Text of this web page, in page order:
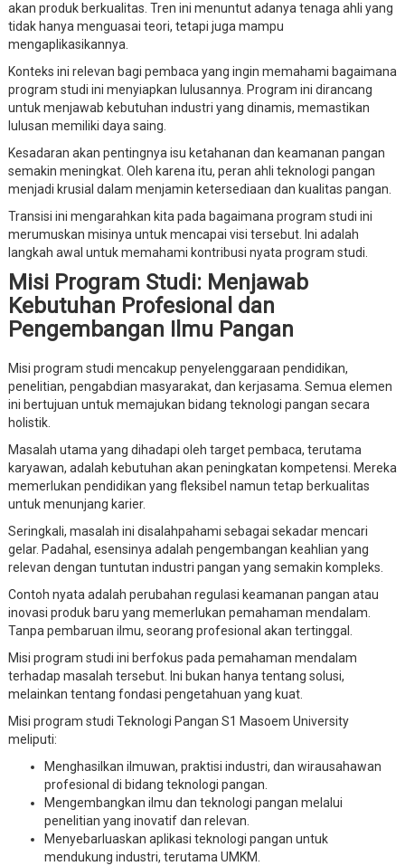
akan produk berkualitas. Tren ini menuntut adanya tenaga ahli yang
tidak hanya menguasai teori, tetapi juga mampu
mengaplikasikannya.
Konteks ini relevan bagi pembaca yang ingin memahami bagaimana
program studi ini menyiapkan lulusannya. Program ini dirancang
untuk menjawab kebutuhan industri yang dinamis, memastikan
lulusan memiliki daya saing.
Kesadaran akan pentingnya isu ketahanan dan keamanan pangan
semakin meningkat. Oleh karena itu, peran ahli teknologi pangan
menjadi krusial dalam menjamin ketersediaan dan kualitas pangan.
Transisi ini mengarahkan kita pada bagaimana program studi ini
merumuskan misinya untuk mencapai visi tersebut. Ini adalah
langkah awal untuk memahami kontribusi nyata program studi.
Misi Program Studi: Menjawab
Kebutuhan Profesional dan
Pengembangan Ilmu Pangan
Misi program studi mencakup penyelenggaraan pendidikan,
penelitian, pengabdian masyarakat, dan kerjasama. Semua elemen
ini bertujuan untuk memajukan bidang teknologi pangan secara
holistik.
Masalah utama yang dihadapi oleh target pembaca, terutama
karyawan, adalah kebutuhan akan peningkatan kompetensi. Mereka
memerlukan pendidikan yang fleksibel namun tetap berkualitas
untuk menunjang karier.
Seringkali, masalah ini disalahpahami sebagai sekadar mencari
gelar. Padahal, esensinya adalah pengembangan keahlian yang
relevan dengan tuntutan industri pangan yang semakin kompleks.
Contoh nyata adalah perubahan regulasi keamanan pangan atau
inovasi produk baru yang memerlukan pemahaman mendalam.
Tanpa pembaruan ilmu, seorang profesional akan tertinggal.
Misi program studi ini berfokus pada pemahaman mendalam
terhadap masalah tersebut. Ini bukan hanya tentang solusi,
melainkan tentang fondasi pengetahuan yang kuat.
Misi program studi Teknologi Pangan S1 Masoem University
meliputi:
Menghasilkan ilmuwan, praktisi industri, dan wirausahawan
profesional di bidang teknologi pangan.
Mengembangkan ilmu dan teknologi pangan melalui
penelitian yang inovatif dan relevan.
Menyebarluaskan aplikasi teknologi pangan untuk
mendukung industri, terutama UMKM.